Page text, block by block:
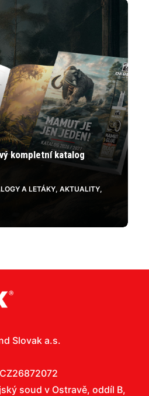
kompletní katalog
A LETÁKY, AKTUALITY,
Slovak a.s.
soud v Ostravě, oddíl B,